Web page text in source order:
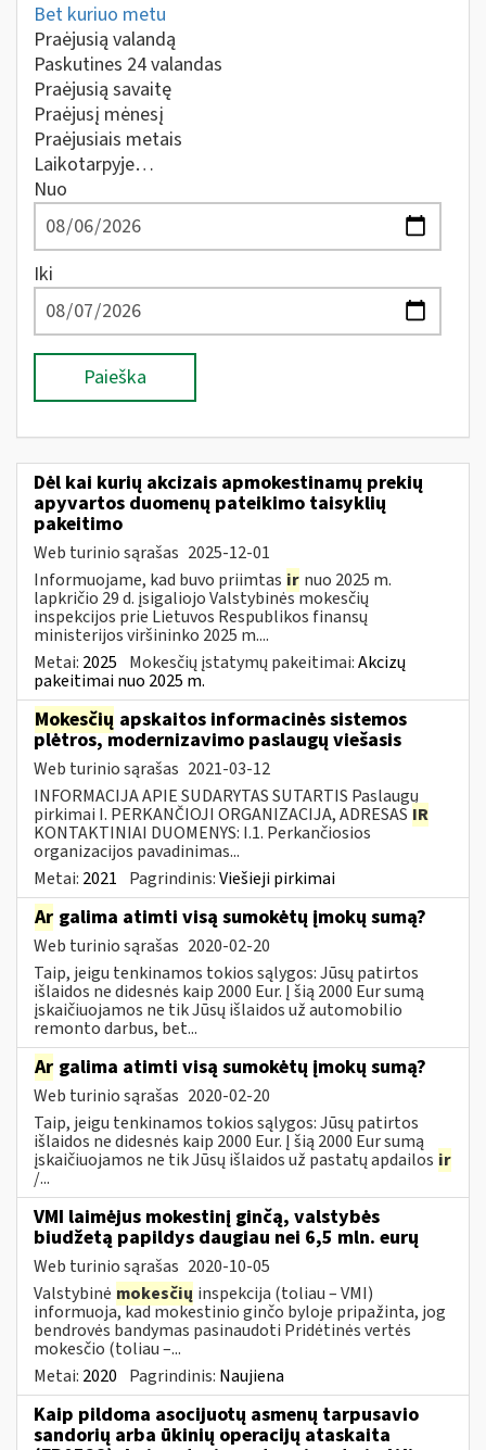
Bet kuriuo metu
Praėjusią valandą
Paskutines 24 valandas
Praėjusią savaitę
Praėjusį mėnesį
Praėjusiais metais
Laikotarpyje…
Nuo
Iki
Paieška
Dėl kai kurių akcizais apmokestinamų prekių
apyvartos duomenų pateikimo taisyklių
pakeitimo
Web turinio sąrašas 2025-12-01
Informuojame, kad buvo priimtas ir nuo 2025 m.
lapkričio 29 d. įsigaliojo Valstybinės mokesčių
inspekcijos prie Lietuvos Respublikos finansų
ministerijos viršininko 2025 m....
Metai: 2025 Mokesčių įstatymų pakeitimai:Akcizų
pakeitimai nuo 2025 m.
Mokesčių apskaitos informacinės sistemos
plėtros, modernizavimo paslaugų viešasis
Web turinio sąrašas 2021-03-12
INFORMACIJA APIE SUDARYTAS SUTARTIS Paslaugų
pirkimai I. PERKANČIOJI ORGANIZACIJA, ADRESAS IR
KONTAKTINIAI DUOMENYS: I.1. Perkančiosios
organizacijos pavadinimas...
Metai: 2021 Pagrindinis:Viešieji pirkimai
Ar galima atimti visą sumokėtų įmokų sumą?
Web turinio sąrašas 2020-02-20
Taip, jeigu tenkinamos tokios sąlygos: Jūsų patirtos
išlaidos ne didesnės kaip 2000 Eur. Į šią 2000 Eur sumą
įskaičiuojamos ne tik Jūsų išlaidos už automobilio
remonto darbus, bet...
Ar galima atimti visą sumokėtų įmokų sumą?
Web turinio sąrašas 2020-02-20
Taip, jeigu tenkinamos tokios sąlygos: Jūsų patirtos
išlaidos ne didesnės kaip 2000 Eur. Į šią 2000 Eur sumą
įskaičiuojamos ne tik Jūsų išlaidos už pastatų apdailos ir
/...
VMI laimėjus mokestinį ginčą, valstybės
biudžetą papildys daugiau nei 6,5 mln. eurų
Web turinio sąrašas 2020-10-05
Valstybinė mokesčių inspekcija (toliau – VMI)
informuoja, kad mokestinio ginčo byloje pripažinta, jog
bendrovės bandymas pasinaudoti Pridėtinės vertės
mokesčio (toliau –...
Metai: 2020 Pagrindinis: Naujiena
Kaip pildoma asocijuotų asmenų tarpusavio
sandorių arba ūkinių operacijų ataskaita